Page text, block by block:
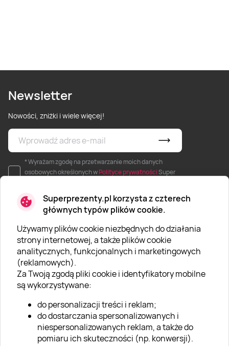
Superprezenty.pl korzysta z czterech
głównych typów plików cookie.
Używamy plików cookie niezbędnych do działania
strony internetowej, a także plików cookie
analitycznych, funkcjonalnych i marketingowych
(reklamowych).
Za Twoją zgodą pliki cookie i identyfikatory mobilne
są wykorzystywane:
do personalizacji treści i reklam;
do dostarczania spersonalizowanych i
niespersonalizowanych reklam, a także do
pomiaru ich skuteczności (np. konwersji).
Newsletter
Nowości, zniżki i wiele więcej!
* Wyrażam zgodę na przetwarzanie moich danych
osobowych określonych wPolityce prywatnościSuper
O SUPERPREZENTY
O Super Prezentach
Kariera
Klub Lojalnościowy